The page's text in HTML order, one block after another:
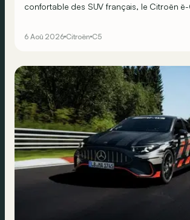
confortable des SUV français, le Citroën
6 Aoû 2026 Citroën C5